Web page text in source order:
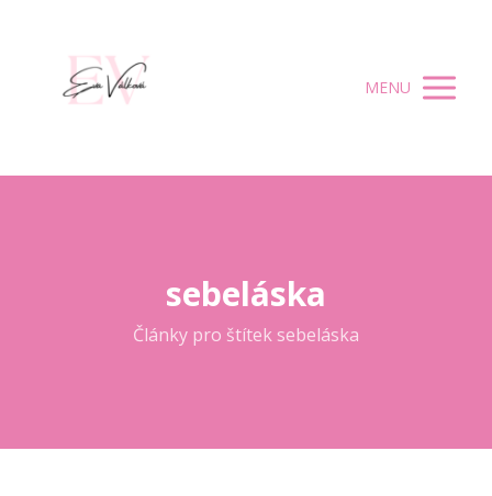
MENU
sebeláska
Články pro štítek sebeláska